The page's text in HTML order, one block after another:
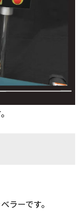
ラーです。